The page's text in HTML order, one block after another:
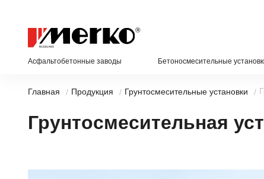
Асфальтобетонные заводы Бетоносмесительные
Главная / Продукция / Грунтосмесительные установки /
Грунтосмесительная